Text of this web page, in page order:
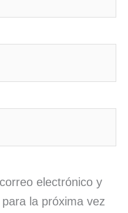
electrónico y
la próxima vez